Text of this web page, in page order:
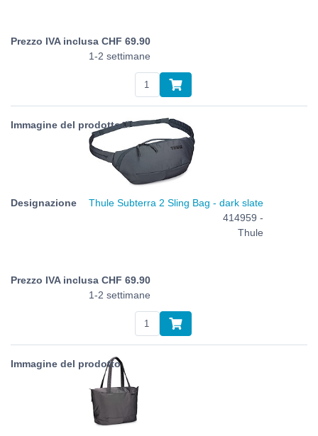
CHF 69.90
1-2 settimane
Thule Subterra 2 Sling Bag - dark slate
414959 -
Thule
CHF 69.90
1-2 settimane